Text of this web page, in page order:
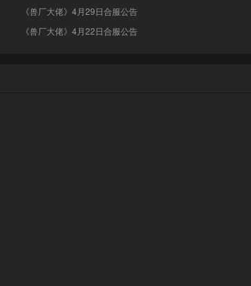
《兽厂大佬》4月29日合服公告
《兽厂大佬》4月22日合服公告